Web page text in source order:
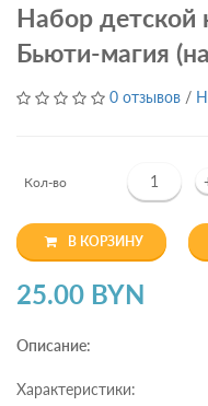
Набор детской
Бьюти-магия
0 отзывов /
Кол-во
В КОРЗИНУ
25.00 BYN
Описание:
Характеристики: